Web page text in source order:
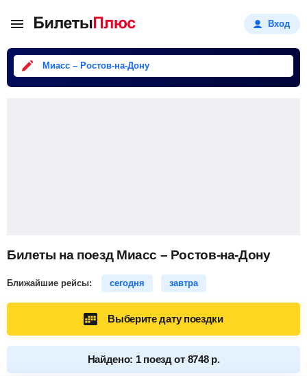
Вход
Миасс – Ростов-на-Дону
Билеты на поезд Миасс – Ростов-на-Дону
Ближайшие рейсы: сегодня завтра
Выберите дату поездки
Найдено: 1 поезд от 8748 р.